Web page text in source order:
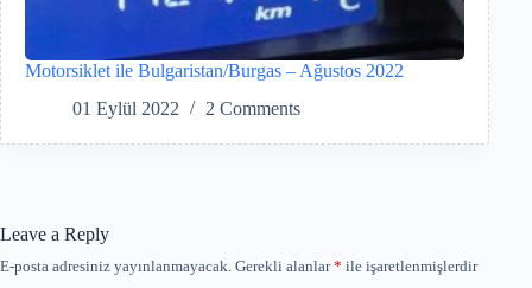
Motorsiklet ile Bulgaristan/Burgas – Ağustos 2022
01 Eylül 2022
2 Comments
Leave a Reply
E-posta adresiniz yayınlanmayacak. Gerekli alanlar* ile işaretlenmişlerdir